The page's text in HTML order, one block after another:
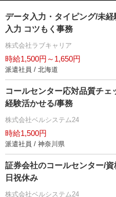
データ入力・タイピング/未
入力 コツもく事務
株式会社ラブキャリア
時給1,500円～1,650円
派遣社員 / 北海道
コールセンター応対品質チェ
経験活かせる/事務
株式会社ベルシステム24
時給1,500円
派遣社員 / 神奈川県
証券会社のコールセンター/
日祝休み
株式会社ベルシステム24